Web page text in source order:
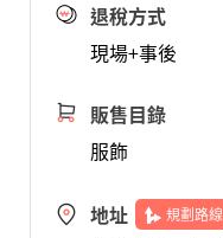
退稅方式
現場+事後
販售目錄
服飾
地址 規劃路線